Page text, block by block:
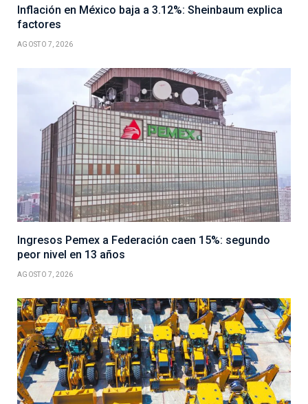
Inflación en México baja a 3.12%: Sheinbaum explica
factores
AGOSTO 7, 2026
Ingresos Pemex a Federación caen 15%: segundo
peor nivel en 13 años
AGOSTO 7, 2026